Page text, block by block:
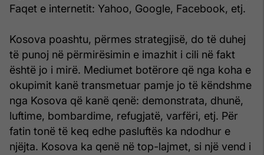
Faqet e internetit: Yahoo, Google, Facebook, etj.
Kosova poashtu, përmes strategjisë, do të duhej
të punoj në përmirësimin e imazhit i cili në fakt
është jo i mirë. Mediumet botërore që nga koha e
okupimit kanë transmetuar pamje jo të këndshme
nga Kosova që kanë qenë: demonstrata, dhunë,
luftime, bombardime, refugjatë, varfëri, etj. Për
fatin tonë të keq edhe pasluftës ka ndodhur e
njëjta. Kosova ka qenë në top-lajmet, si një vend i